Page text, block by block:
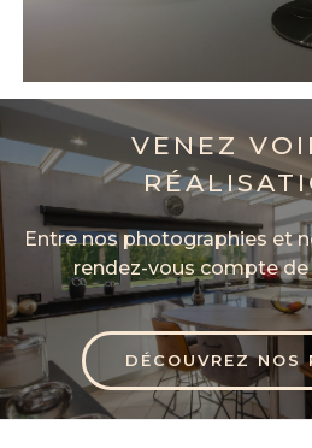
VENEZ
Entre nos photographies et
rendez-vous compte
DÉCOUVREZ NOS